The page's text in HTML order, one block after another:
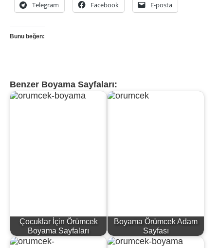
Telegram Facebook E-posta
Bunu beğen:
Benzer Boyama Sayfaları:
Çocuklar İçin Örümcek
Boyama Sayfaları
Boyama Örümcek Adam
Sayfası